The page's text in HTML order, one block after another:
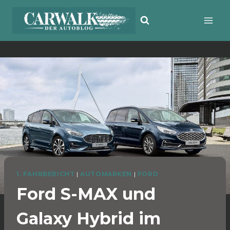
Inhalt
1. FAHRBERICHT | AUTOMARKEN | FORD
Ford S-MAX und
Galaxy Hybrid im